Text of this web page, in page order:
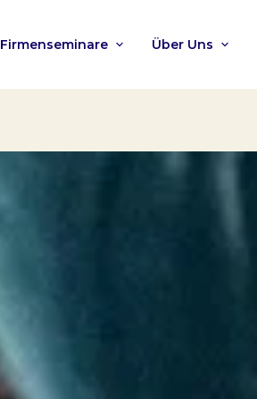
Firmenseminare Über Uns